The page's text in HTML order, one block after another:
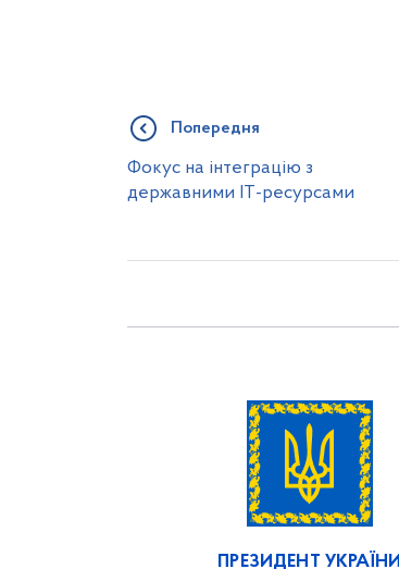
Попередня
Фокус на інтеграцію з
державними ІТ-ресурсами
ПРЕЗИДЕНТ УКРАЇНИ